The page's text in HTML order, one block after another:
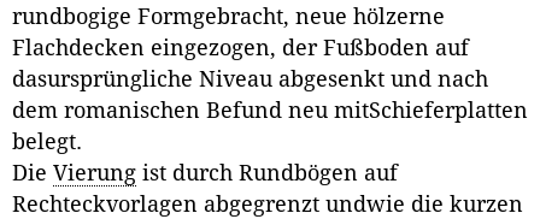
rundbogige Formgebracht, neue hölzerne
Flachdecken eingezogen, der Fußboden auf
dasursprüngliche Niveau abgesenkt und nach
dem romanischen Befund neu mitSchieferplatten
belegt.
Die Vierung ist durch Rundbögen auf
Rechteckvorlagen abgegrenzt undwie die kurzen